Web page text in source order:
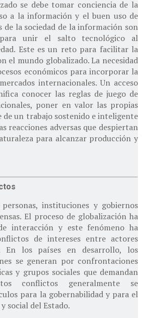
se debe tomar conciencia de la
a la información y el buen uso de
la sociedad de la información son
unir el salto tecnológico al
Este es un reto para facilitar la
el mundo globalizado. La necesidad
económicos para incorporar la
internacionales. Un acceso
conocer las reglas de juego de
poner en valor las propias
de un trabajo sostenido e inteligente
reacciones adversas que despiertan
para alcanzar producción y
instituciones y gobiernos
El proceso de globalización ha
interacción y este fenómeno ha
de intereses entre actores
En los países en desarrollo, los
se generan por confrontaciones
y grupos sociales que demandan
conflictos generalmente se
para la gobernabilidad y para el
social del Estado.